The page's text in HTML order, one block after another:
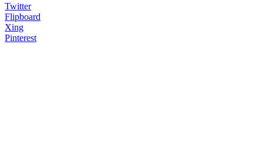
Twitter
Flipboard
Xing
Pinterest